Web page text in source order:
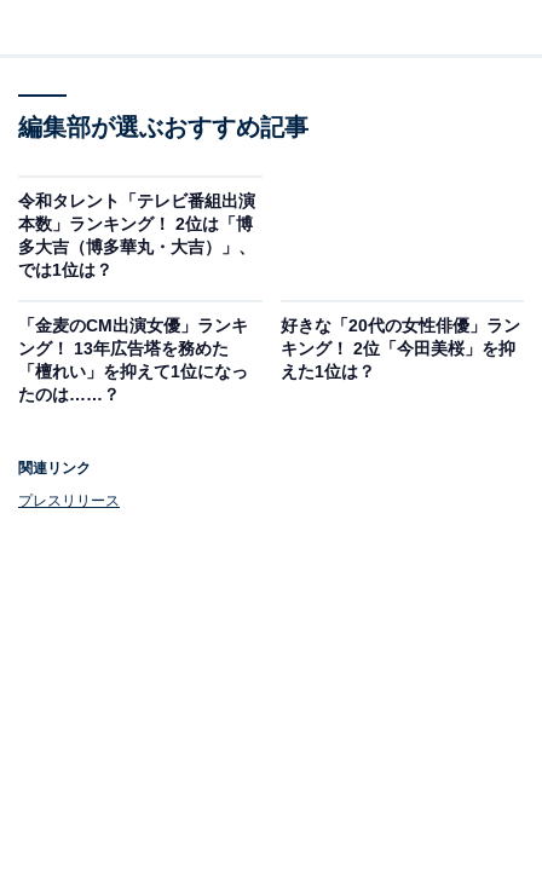
現在放送中のドラマ『花咲舞が黙ってない』（日本テレ
ビ系）で、主演を務めています。
CMではキリンビールやニチレイ、楽天モバイル、AOKI
など、幅広い企業の顔を務め、持ち前の透明感やフレッ
シュさから高い好感度を維持しています。
編集部が選ぶおすすめ記事
令和タレント「テレビ番組出演
本数」ランキング！ 2位は「博
多大吉（博多華丸・大吉）」、
では1位は？
「金麦のCM出演女優」ランキ
ング！ 13年広告塔を務めた
「檀れい」を抑えて1位になっ
たのは……？
好きな「20代の女性俳優」ラン
キング！ 2位「今田美桜」を抑
えた1位は？
関連リンク
プレスリリース